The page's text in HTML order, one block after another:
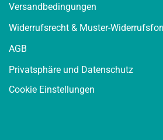
Versandbedingungen
Widerrufsrecht & Muster-
AGB
Privatsphäre und Datenschutz
Cookie Einstellungen